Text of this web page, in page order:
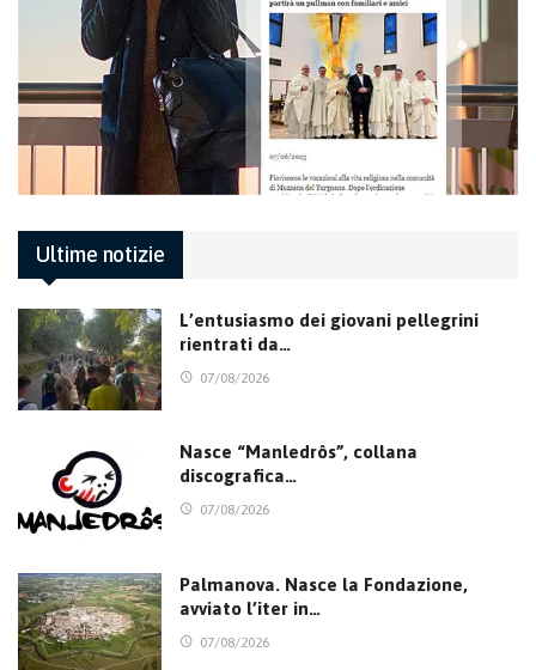
Ultime notizie
L’entusiasmo dei giovani pellegrini
rientrati da…
07/08/2026
Nasce “Manledrôs”, collana
discografica…
07/08/2026
Palmanova. Nasce la Fondazione,
avviato l’iter in…
07/08/2026